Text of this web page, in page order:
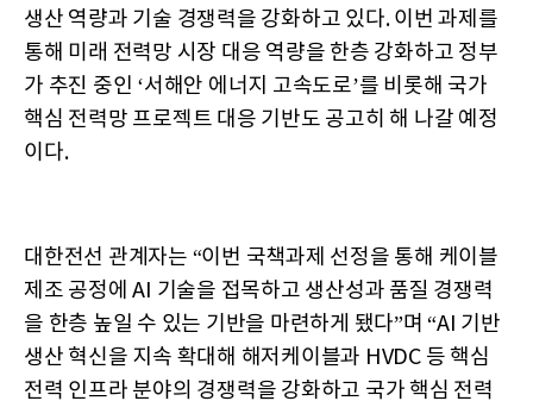
생산 역량과 기술 경쟁력을 강화하고 있다. 이번 과제를
통해 미래 전력망 시장 대응 역량을 한층 강화하고 정부
가 추진 중인 ‘서해안 에너지 고속도로’를 비롯해 국가
핵심 전력망 프로젝트 대응 기반도 공고히 해 나갈 예정
이다.
대한전선 관계자는 “이번 국책과제 선정을 통해 케이블
제조 공정에 AI 기술을 접목하고 생산성과 품질 경쟁력
을 한층 높일 수 있는 기반을 마련하게 됐다”며 “AI 기반
생산 혁신을 지속 확대해 해저케이블과 HVDC 등 핵심
전력 인프라 분야의 경쟁력을 강화하고 국가 핵심 전력